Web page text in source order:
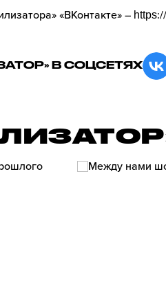
«ВКонтакте» –
В СОЦСЕТЯХ